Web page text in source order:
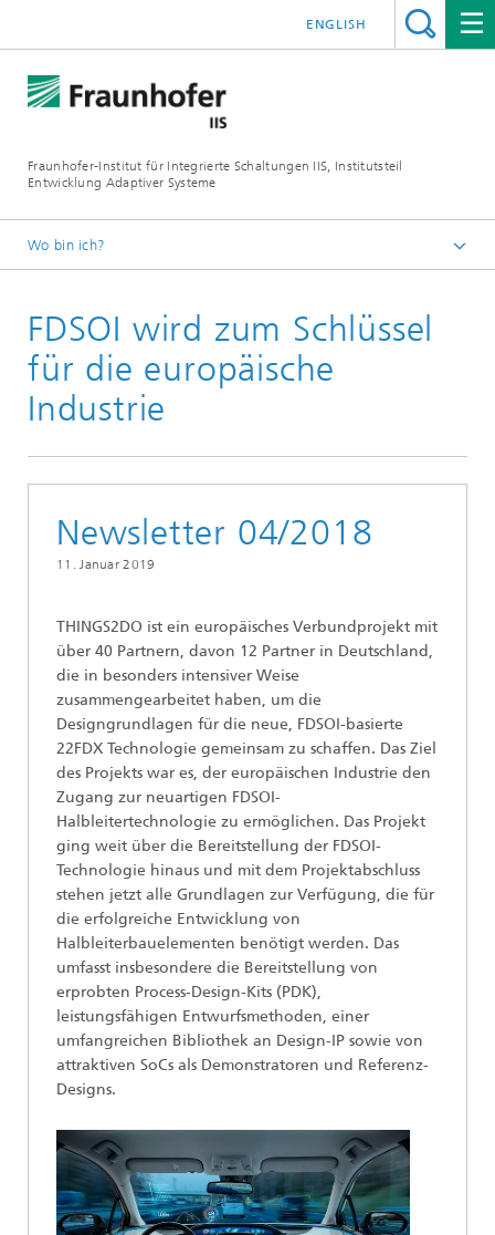
Fraunhofer-Institut für Integrierte Schaltungen IIS, Institutsteil
Entwicklung Adaptiver Systeme
ENGLISH
Wo bin ich?
Medien & Presse
Newsletter
FDSOI wird zum Schlüssel
für die europäische
Industrie
Newsletter 04/2018
11. Januar 2019
THINGS2DO ist ein europäisches Verbundprojekt mit
über 40 Partnern, davon 12 Partner in Deutschland,
die in besonders intensiver Weise
zusammengearbeitet haben, um die
Designgrundlagen für die neue, FDSOI-basierte
22FDX Technologie gemeinsam zu schaffen. Das Ziel
des Projekts war es, der europäischen Industrie den
Zugang zur neuartigen FDSOI-
Halbleitertechnologie zu ermöglichen. Das Projekt
ging weit über die Bereitstellung der FDSOI-
Technologie hinaus und mit dem Projektabschluss
stehen jetzt alle Grundlagen zur Verfügung, die für
die erfolgreiche Entwicklung von
Halbleiterbauelementen benötigt werden. Das
umfasst insbesondere die Bereitstellung von
erprobten Process-Design-Kits (PDK),
leistungsfähigen Entwurfsmethoden, einer
umfangreichen Bibliothek an Design-IP sowie von
attraktiven SoCs als Demonstratoren und Referenz-
Designs.